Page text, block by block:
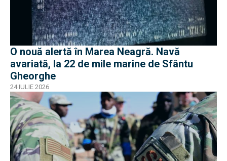
O nouă alertă în Marea Neagră. Navă
avariată, la 22 de mile marine de Sfântu
Gheorghe
24 IULIE 2026